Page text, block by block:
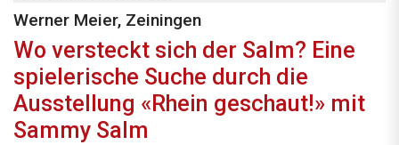
Werner Meier, Zeiningen
Wo versteckt sich der Salm? Eine
spielerische Suche durch die
Ausstellung «Rhein geschaut!» mit
Sammy Salm